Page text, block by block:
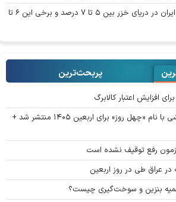
طبق محاسبه جدید سهم ایران در دریای خزر بین ۵ تا ۷ درصد و برخی این ۶ تا
پربحث‌ترین‌
افزایش اعتبار کالابرگ
تازه‌ترین اثر محسن چاوشی با نام «چهل روز» برای اربعین ۱۴۰۵ منتشر شد +
رفع توقیف نشده است
بنزین و سوخت‌گیری چیست؟